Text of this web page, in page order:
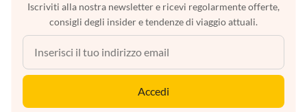
Iscriviti alla nostra newsletter e ricevi regolarmente offerte,
consigli degli insider e tendenze di viaggio attuali.
Accedi